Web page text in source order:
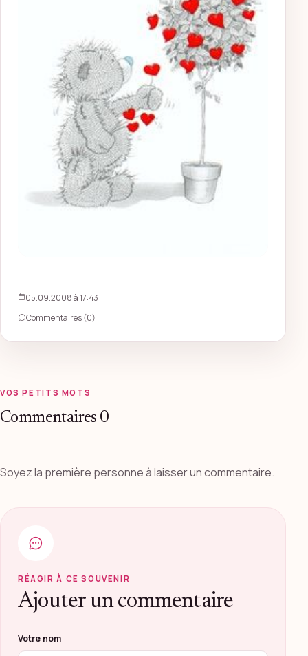
05.09.2008 à 17:43
Commentaires (0)
VOS PETITS MOTS
Commentaires 0
Soyez la première personne à laisser un commentaire.
RÉAGIR À CE SOUVENIR
Ajouter un commentaire
Ne pas remplir ce champ
Votre nom